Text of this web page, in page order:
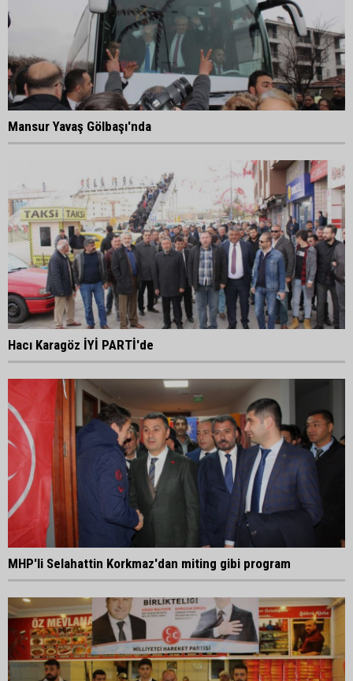
Mansur Yavaş Gölbaşı'nda
Hacı Karagöz İYİ PARTİ'de
MHP'li Selahattin Korkmaz'dan miting gibi program